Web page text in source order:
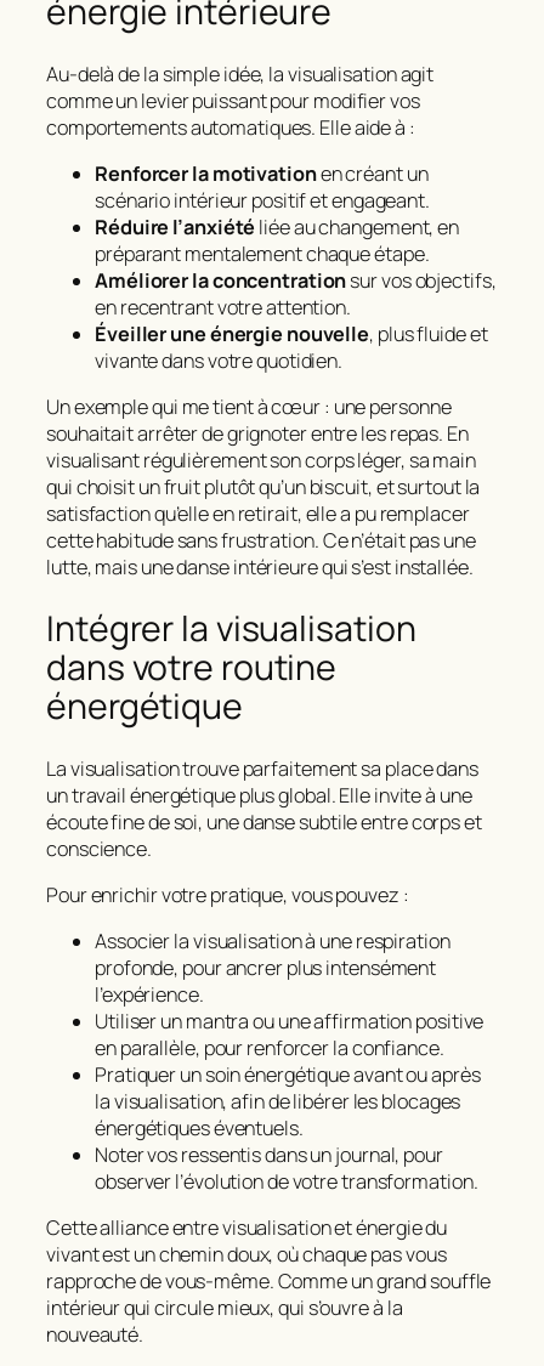
énergie intérieure
Au-delà de la simple idée, la visualisation agit
comme un levier puissant pour modifier vos
comportements automatiques. Elle aide à :
Renforcer la motivationen créant un
scénario intérieur positif et engageant.
Réduire l’anxiété liée au changement, en
préparant mentalement chaque étape.
Améliorer la concentrationsur vos objectifs,
en recentrant votre attention.
Éveiller une énergie nouvelle, plus fluide et
vivante dans votre quotidien.
Un exemple qui me tient à cœur : une personne
souhaitait arrêter de grignoter entre les repas. En
visualisant régulièrement son corps léger, sa main
qui choisit un fruit plutôt qu’un biscuit, et surtout la
satisfaction qu’elle en retirait, elle a pu remplacer
cette habitude sans frustration. Ce n’était pas une
lutte, mais unedanse intérieurequi s’est installée.
Intégrer la visualisation
dans votre routine
énergétique
La visualisation trouve parfaitement sa place dans
un travail énergétique plus global. Elle invite à une
écoute fine de soi, unedanse subtile entre corps et
conscience.
Pour enrichir votre pratique, vous pouvez :
Associer la visualisation à une respiration
profonde, pour ancrer plus intensément
l’expérience.
Utiliser un mantra ou une affirmation positive
en parallèle, pour renforcer la confiance.
Pratiquer un soin énergétique avant ou après
la visualisation, afin de libérer les blocages
énergétiques éventuels.
Noter vos ressentis dans un journal, pour
observer l’évolution de votre transformation.
Cette alliance entre visualisation et énergie du
vivant est un chemin doux, où chaque pas vous
rapproche de vous-même. Comme un grand souffle
intérieur qui circule mieux, qui s’ouvre à la
nouveauté.